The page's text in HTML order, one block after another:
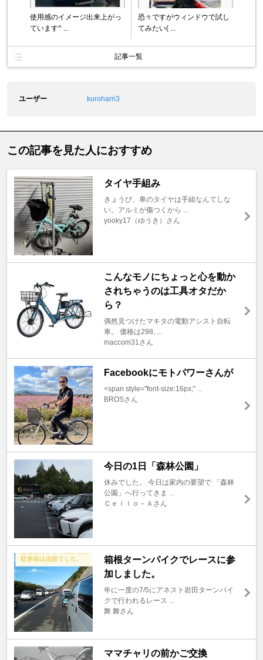
使用感のイメージ出来上がっ
ています^ ...
恐々ですがウィンドウで試し
てみたい( ...
記事一覧
ユーザー kuroharri3
この記事を見た人におすすめ
タイヤ手組み
きょうび、車のタイヤは手組なんてしな
い。アルミが傷つくから ...
yooky17（ゆうき）さん
こんなモノにちょっと心を動か
されちゃうのは工具オタだか
ら？
偶然見つけたマキタの電動アシスト自転
車。 価格は298, ...
maccom31さん
Facebookにモトパワーさんが
<span style="font-size:16px;" ...
BROSさん
今日の1日「森林公園」
休みでした。 今日は家内の要望で 「森林
公園」へ行ってきま ...
Ｃｅｌｌｏ－Ａさん
箱根ターンパイクでレースに参
加しました。
年に一度の7/5にアネスト岩田ターンパイ
クで行われるレース ...
舞 舞さん
ママチャリの前かご交換